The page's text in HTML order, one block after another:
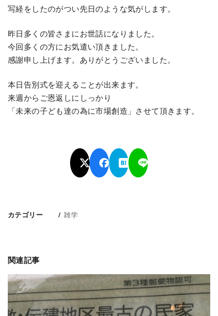
写経をしたのがつい先日のような気がします。
昨日多くの皆さまにお世話になりました。
今回多くの方にお気遣い頂きました。
感謝申し上げます。ありがとうございました。
本日告別式を迎えることが出来ます。
来週からご恩返しにしっかり
「未来の子ども達の為に市場創造」させて頂きます。
カテゴリー 雑学
関連記事